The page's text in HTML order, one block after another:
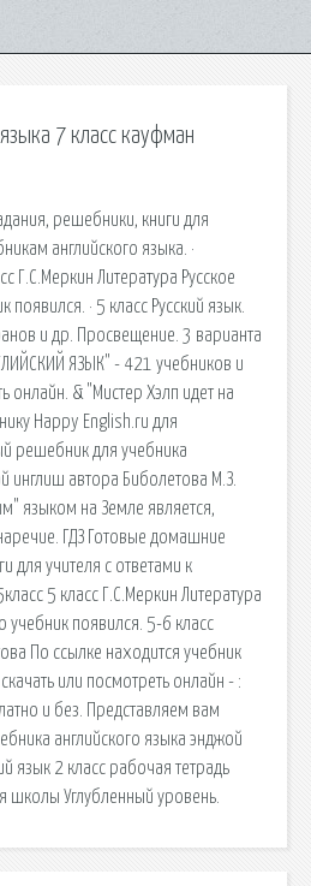
7 класс кауфман
решебники, книги для
английского языка. ·
Г.С.Меркин Литература Русское
· 5 класс Русский язык.
и др. Просвещение. 3 варианта
ЯЗЫК" - 421 учебников и
онлайн. & "Мистер Хэлп идет на
Happy English.ru для
решебник для учебника
инглиш автора Биболетова М.З.
языком на Земле является,
ГДЗ Готовые домашние
для учителя с ответами к
5 класс Г.С.Меркин Литература
учебник появился. 5-6 класс
По ссылке находится учебник
или посмотреть онлайн - :
и без. Представляем вам
английского языка энджой
язык 2 класс рабочая тетрадь
школы Углубленный уровень.